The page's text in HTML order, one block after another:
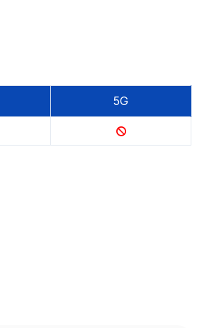
5G